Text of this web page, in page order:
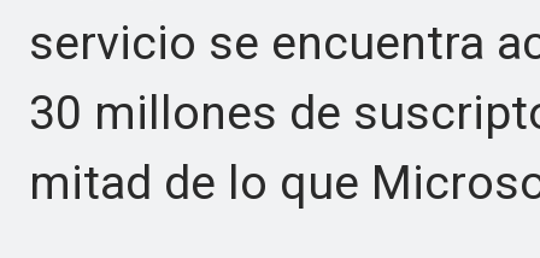
servicio se encuentra
30 millones de
mitad de lo que